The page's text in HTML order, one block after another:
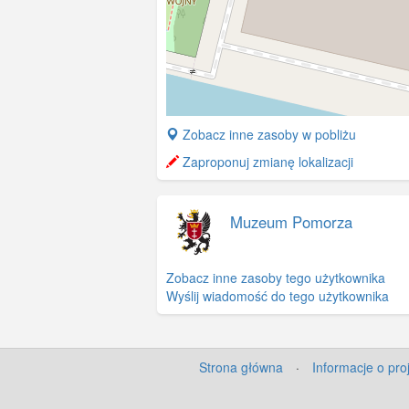
+
−
Zobacz inne zasoby w pobliżu
Zaproponuj zmianę lokalizacji
Muzeum Pomorza
Zobacz inne zasoby tego użytkownika
Wyślij wiadomość do tego użytkownika
Strona główna · Informacje o